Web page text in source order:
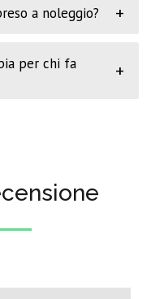
a noleggio? +
per chi fa
+